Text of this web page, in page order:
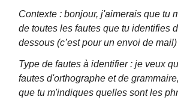
Contexte : bonjour, j'aimerais que tu
de toutes les fautes que tu identifies
dessous (c’est pour un envoi de mail)
Type de fautes à identifier : je veux
fautes d'orthographe et de
que tu m'indiques quelles sont les